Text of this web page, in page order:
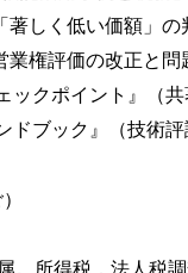
生控除
除
除基礎控除
算
しく低い価額」の
権評価の改正と問
ックポイント』（共
ドブック』（技術評
。所得税，法人税